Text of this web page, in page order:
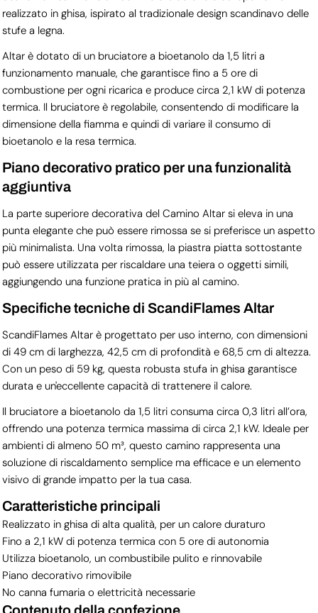
realizzato in ghisa, ispirato al tradizionale design scandinavo delle
stufe a legna.
Altar è dotato di un bruciatore a bioetanolo da 1,5 litri a
funzionamento manuale, che garantisce fino a 5 ore di
combustione per ogni ricarica e produce circa 2,1 kW di potenza
termica. Il bruciatore è regolabile, consentendo di modificare la
dimensione della fiamma e quindi di variare il consumo di
bioetanolo e la resa termica.
Piano decorativo pratico per una funzionalità
aggiuntiva
La parte superiore decorativa del Camino Altar si eleva in una
punta elegante che può essere rimossa se si preferisce un aspetto
più minimalista. Una volta rimossa, la piastra piatta sottostante
può essere utilizzata per riscaldare una teiera o oggetti simili,
aggiungendo una funzione pratica in più al camino.
Specifiche tecniche di ScandiFlames Altar
ScandiFlames Altar è progettato per uso interno, con dimensioni
di 49 cm di larghezza, 42,5 cm di profondità e 68,5 cm di altezza.
Con un peso di 59 kg, questa robusta stufa in ghisa garantisce
durata e un'eccellente capacità di trattenere il calore.
Il bruciatore a bioetanolo da 1,5 litri consuma circa 0,3 litri all’ora,
offrendo una potenza termica massima di circa 2,1 kW. Ideale per
ambienti di almeno 50 m³, questo camino rappresenta una
soluzione di riscaldamento semplice ma efficace e un elemento
visivo di grande impatto per la tua casa.
Caratteristiche principali
Realizzato in ghisa di alta qualità, per un calore duraturo
Fino a 2,1 kW di potenza termica con 5 ore di autonomia
Utilizza bioetanolo, un combustibile pulito e rinnovabile
Piano decorativo rimovibile
No canna fumaria o elettricità necessarie